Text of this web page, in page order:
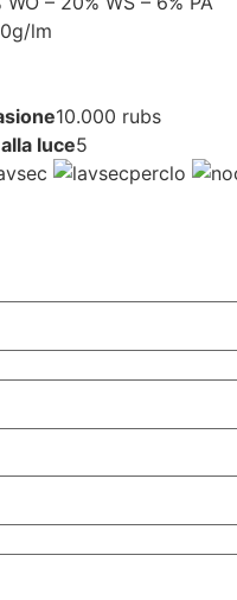
lm
10.000 rubs
luce5